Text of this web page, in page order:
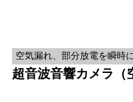
空気漏れ、部分放電を瞬時
超音波音響カメラ（